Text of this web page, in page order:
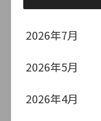
2026年7月
2026年5月
2026年4月